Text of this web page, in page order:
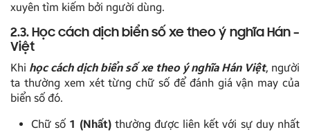
xuyên tìm kiếm bởi người dùng.
2.3. Học cách dịch biển số xe theo ý nghĩa Hán –
Việt
Khi học cách dịch biển số xe theo ý nghĩa Hán Việt, người
ta thường xem xét từng chữ số để đánh giá vận may của
biển số đó.
Chữ số 1 (Nhất)thường được liên kết với sự duy nhất